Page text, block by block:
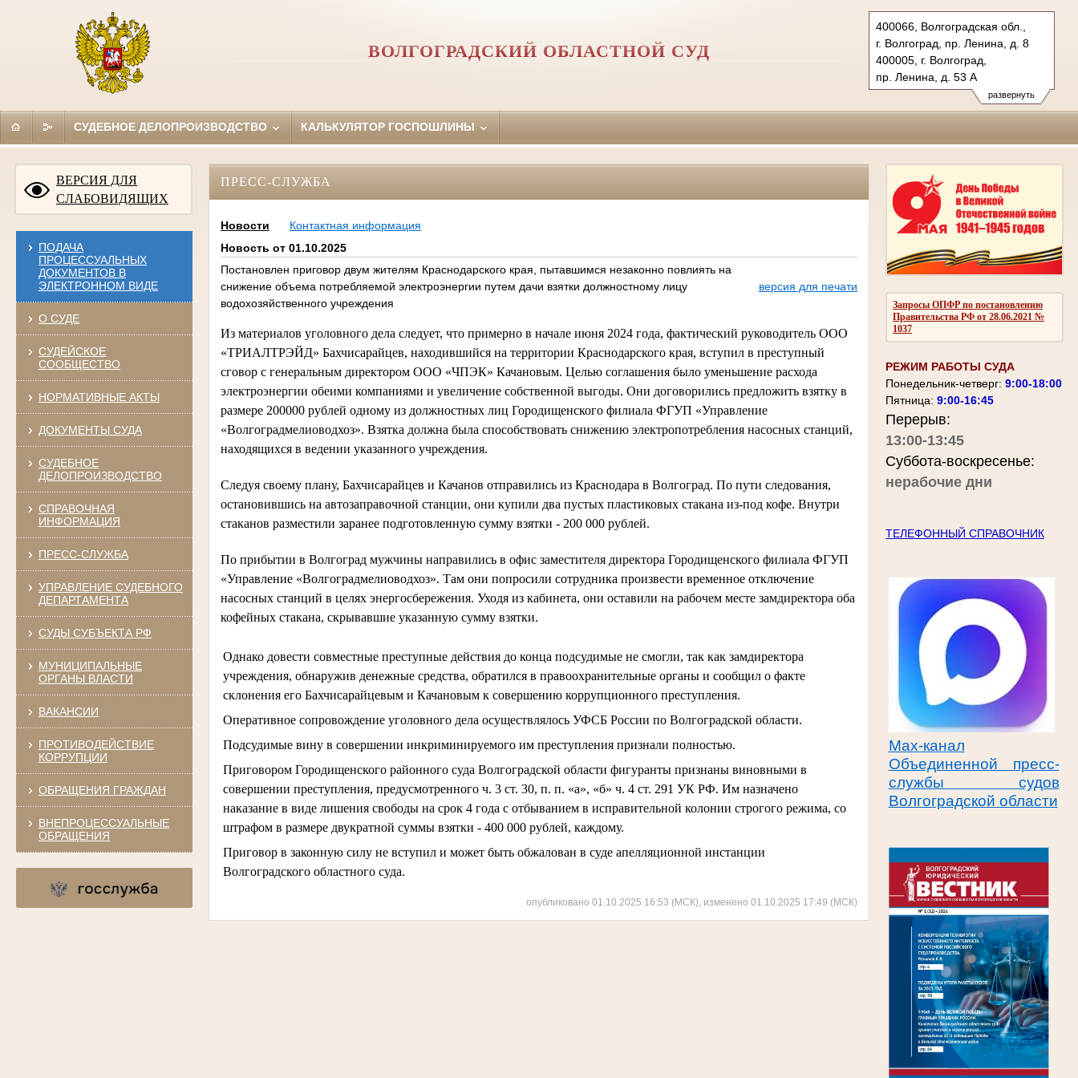
развернуть
400066, Волгоградская обл.,
г. Волгоград, пр. Ленина, д. 8
400005, г. Волгоград,
пр. Ленина, д. 53 А
Тел.: (8442) 38-21-98, 23-87-44
oblsud.vol@sudrf.ru
ВОЛГОГРАДСКИЙ ОБЛАСТНОЙ СУД
СУДЕБНОЕ ДЕЛОПРОИЗВОДСТВО КАЛЬКУЛЯТОР ГОСПОШЛИНЫ
ВЕРСИЯ ДЛЯ
СЛАБОВИДЯЩИХ
ПОДАЧА
ПРОЦЕССУАЛЬНЫХ
ДОКУМЕНТОВ В
ЭЛЕКТРОННОМ ВИДЕ
О СУДЕ
СУДЕЙСКОЕ
СООБЩЕСТВО
НОРМАТИВНЫЕ АКТЫ
ДОКУМЕНТЫ СУДА
СУДЕБНОЕ
ДЕЛОПРОИЗВОДСТВО
СПРАВОЧНАЯ
ИНФОРМАЦИЯ
ПРЕСС-СЛУЖБА
УПРАВЛЕНИЕ СУДЕБНОГО
ДЕПАРТАМЕНТА
СУДЫ СУБЪЕКТА РФ
МУНИЦИПАЛЬНЫЕ
ОРГАНЫ ВЛАСТИ
ВАКАНСИИ
ПРОТИВОДЕЙСТВИЕ
КОРРУПЦИИ
ОБРАЩЕНИЯ ГРАЖДАН
ВНЕПРОЦЕССУАЛЬНЫЕ
ОБРАЩЕНИЯ
Запросы ОПФР по постановлению
Правительства РФ от 28.06.2021 №
1037
РЕЖИМ РАБОТЫ СУДА
Понедельник-четверг: 9:00-18:00
Пятница: 9:00-16:45
Перерыв:
13:00-13:45
Суббота-воскресенье:
нерабочие дни
ТЕЛЕФОННЫЙ СПРАВОЧНИК
Max-канал
Объединенной пресс-
службы судов
Волгоградской области
ПРЕСС-СЛУЖБА
Новости
Контактная информация
Новость от 01.10.2025
Постановлен приговор двум жителям Краснодарского края, пытавшимся незаконно повлиять на
снижение объема потребляемой электроэнергии путем дачи взятки должностному лицу
водохозяйственного учреждения
версия для печати
Из материалов уголовного дела следует, что примерно в начале июня 2024 года, фактический руководитель ООО
«ТРИАЛТРЭЙД» Бахчисарайцев, находившийся на территории Краснодарского края, вступил в преступный
сговор с генеральным директором ООО «ЧПЭК» Качановым. Целью соглашения было уменьшение расхода
электроэнергии обеими компаниями и увеличение собственной выгоды. Они договорились предложить взятку в
размере 200000 рублей одному из должностных лиц Городищенского филиала ФГУП «Управление
«Волгоградмелиоводхоз». Взятка должна была способствовать снижению электропотребления насосных станций,
находящихся в ведении указанного учреждения.
Следуя своему плану, Бахчисарайцев и Качанов отправились из Краснодара в Волгоград. По пути следования,
остановившись на автозаправочной станции, они купили два пустых пластиковых стакана из-под кофе. Внутри
стаканов разместили заранее подготовленную сумму взятки - 200 000 рублей.
По прибытии в Волгоград мужчины направились в офис заместителя директора Городищенского филиала ФГУП
«Управление «Волгоградмелиоводхоз». Там они попросили сотрудника произвести временное отключение
насосных станций в целях энергосбережения. Уходя из кабинета, они оставили на рабочем месте замдиректора оба
кофейных стакана, скрывавшие указанную сумму взятки.
Однако довести совместные преступные действия до конца подсудимые не смогли, так как замдиректора
учреждения, обнаружив денежные средства, обратился в правоохранительные органы и сообщил о факте
склонения его Бахчисарайцевым и Качановым к совершению коррупционного преступления.
Оперативное сопровождение уголовного дела осуществлялось УФСБ России по Волгоградской области.
Подсудимые вину в совершении инкриминируемого им преступления признали полностью.
Приговором Городищенского районного суда Волгоградской области фигуранты признаны виновными в
совершении преступления, предусмотренного ч. 3 ст. 30, п. п. «а», «б» ч. 4 ст. 291 УК РФ. Им назначено
наказание в виде лишения свободы на срок 4 года с отбыванием в исправительной колонии строгого режима, со
штрафом в размере двукратной суммы взятки - 400 000 рублей, каждому.
Приговор в законную силу не вступил и может быть обжалован в суде апелляционной инстанции
Волгоградского областного суда.
опубликовано 01.10.2025 16:53 (МСК), изменено 01.10.2025 17:49 (МСК)